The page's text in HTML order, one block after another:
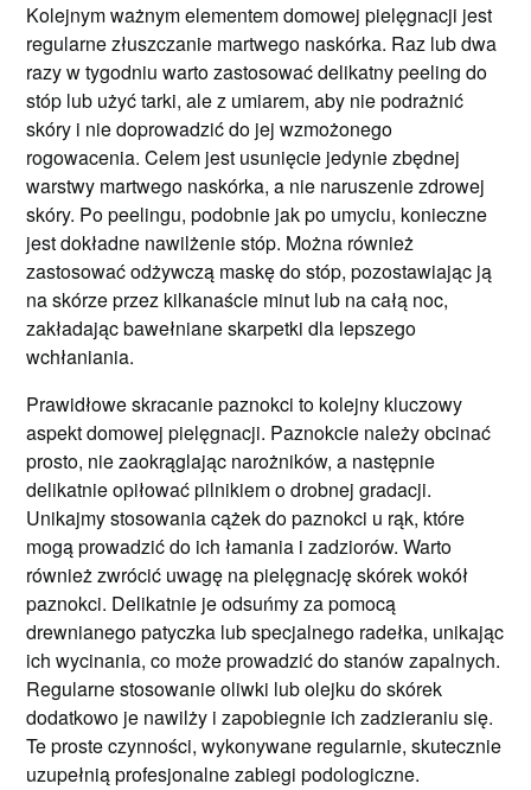
Kolejnym ważnym elementem domowej pielęgnacji jest
regularne złuszczanie martwego naskórka. Raz lub dwa
razy w tygodniu warto zastosować delikatny peeling do
stóp lub użyć tarki, ale z umiarem, aby nie podrażnić
skóry i nie doprowadzić do jej wzmożonego
rogowacenia. Celem jest usunięcie jedynie zbędnej
warstwy martwego naskórka, a nie naruszenie zdrowej
skóry. Po peelingu, podobnie jak po umyciu, konieczne
jest dokładne nawilżenie stóp. Można również
zastosować odżywczą maskę do stóp, pozostawiając ją
na skórze przez kilkanaście minut lub na całą noc,
zakładając bawełniane skarpetki dla lepszego
wchłaniania.
Prawidłowe skracanie paznokci to kolejny kluczowy
aspekt domowej pielęgnacji. Paznokcie należy obcinać
prosto, nie zaokrąglając narożników, a następnie
delikatnie opiłować pilnikiem o drobnej gradacji.
Unikajmy stosowania cążek do paznokci u rąk, które
mogą prowadzić do ich łamania i zadziorów. Warto
również zwrócić uwagę na pielęgnację skórek wokół
paznokci. Delikatnie je odsuńmy za pomocą
drewnianego patyczka lub specjalnego radełka, unikając
ich wycinania, co może prowadzić do stanów zapalnych.
Regularne stosowanie oliwki lub olejku do skórek
dodatkowo je nawilży i zapobiegnie ich zadzieraniu się.
Te proste czynności, wykonywane regularnie, skutecznie
uzupełnią profesjonalne zabiegi podologiczne.